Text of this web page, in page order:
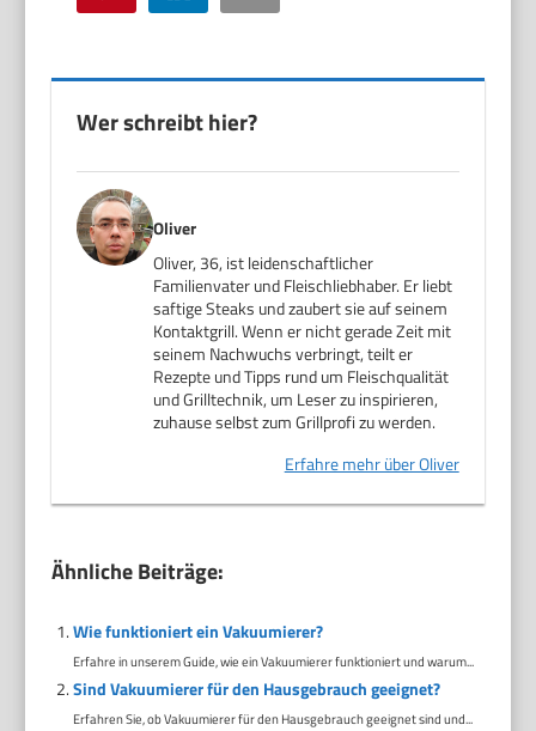
Wer schreibt hier?
Oliver
Oliver, 36, ist leidenschaftlicher
Familienvater und Fleischliebhaber. Er liebt
saftige Steaks und zaubert sie auf seinem
Kontaktgrill. Wenn er nicht gerade Zeit mit
seinem Nachwuchs verbringt, teilt er
Rezepte und Tipps rund um Fleischqualität
und Grilltechnik, um Leser zu inspirieren,
zuhause selbst zum Grillprofi zu werden.
Erfahre mehr über Oliver
Ähnliche Beiträge:
Wie funktioniert ein Vakuumierer?
Erfahre in unserem Guide, wie ein Vakuumierer funktioniert und warum...
Sind Vakuumierer für den Hausgebrauch geeignet?
Erfahren Sie, ob Vakuumierer für den Hausgebrauch geeignet sind und...